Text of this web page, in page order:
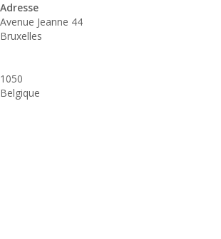
Adresse
Avenue Jeanne 44
Bruxelles
1050
Belgique